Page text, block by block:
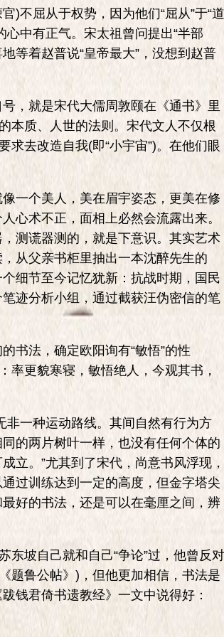
不屈从于权势，因为他们“屈从”于“道
中有正气。宋太祖曾问提出“半部
等着赵普说“皇帝最大”，没想到赵普
，就是宋代大儒周敦颐在《通书》里
本质、人世的法则。宋代文人不仅根
求去改造自我(即“小宇宙”)。在他们眼
一个美人，美在眉宇姿态，更美在修
心术不正，面相上必然会流露出来。
测谎器测的，就是下意识。其实艺术
从父亲书柜里抽出一本沈醉先生的
细节至今记忆犹新：抗战时期，国民
迹分析小组，通过截获汪伪密信的笔
法，确定欧阳询有“敏悟”的性
率更貌寒寝，敏悟绝人，今观其书，
一种运动路线。其间自然有行为方
的两片树叶一样，也没有任何个体的
立。”尤其到了宋代，尚意书风浮现，
过训练达到一定的高度，但金字塔尖
好的书法，还是可以在毫厘之间，辨
坡自己就和自己“争论”过，他曾反对
题鲁公帖》)，但他更加相信，书法是
钱君倚书遗教经》一文中说得好：